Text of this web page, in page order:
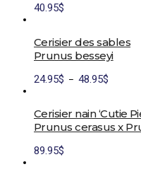
40.95$
Cerisier des sables
Prunus besseyi
24.95$ – 48.95$
à
48.95$
plusieurs
Les
Cerisier nain ‘Cutie
Prunus cerasus x
89.95$